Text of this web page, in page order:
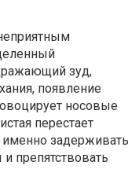
зуд,
появление
носовые
перестает
именно задерживать
препятствовать